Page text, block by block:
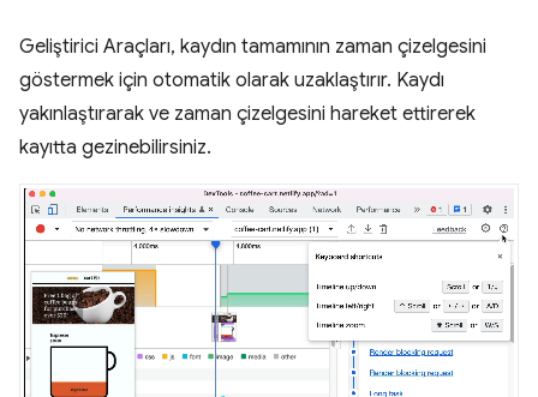
Geliştirici Araçları, kaydın tamamının zaman çizelgesini
göstermek için otomatik olarak uzaklaştırır. Kaydı
yakınlaştırarak ve zaman çizelgesini hareket ettirerek
kayıtta gezinebilirsiniz.